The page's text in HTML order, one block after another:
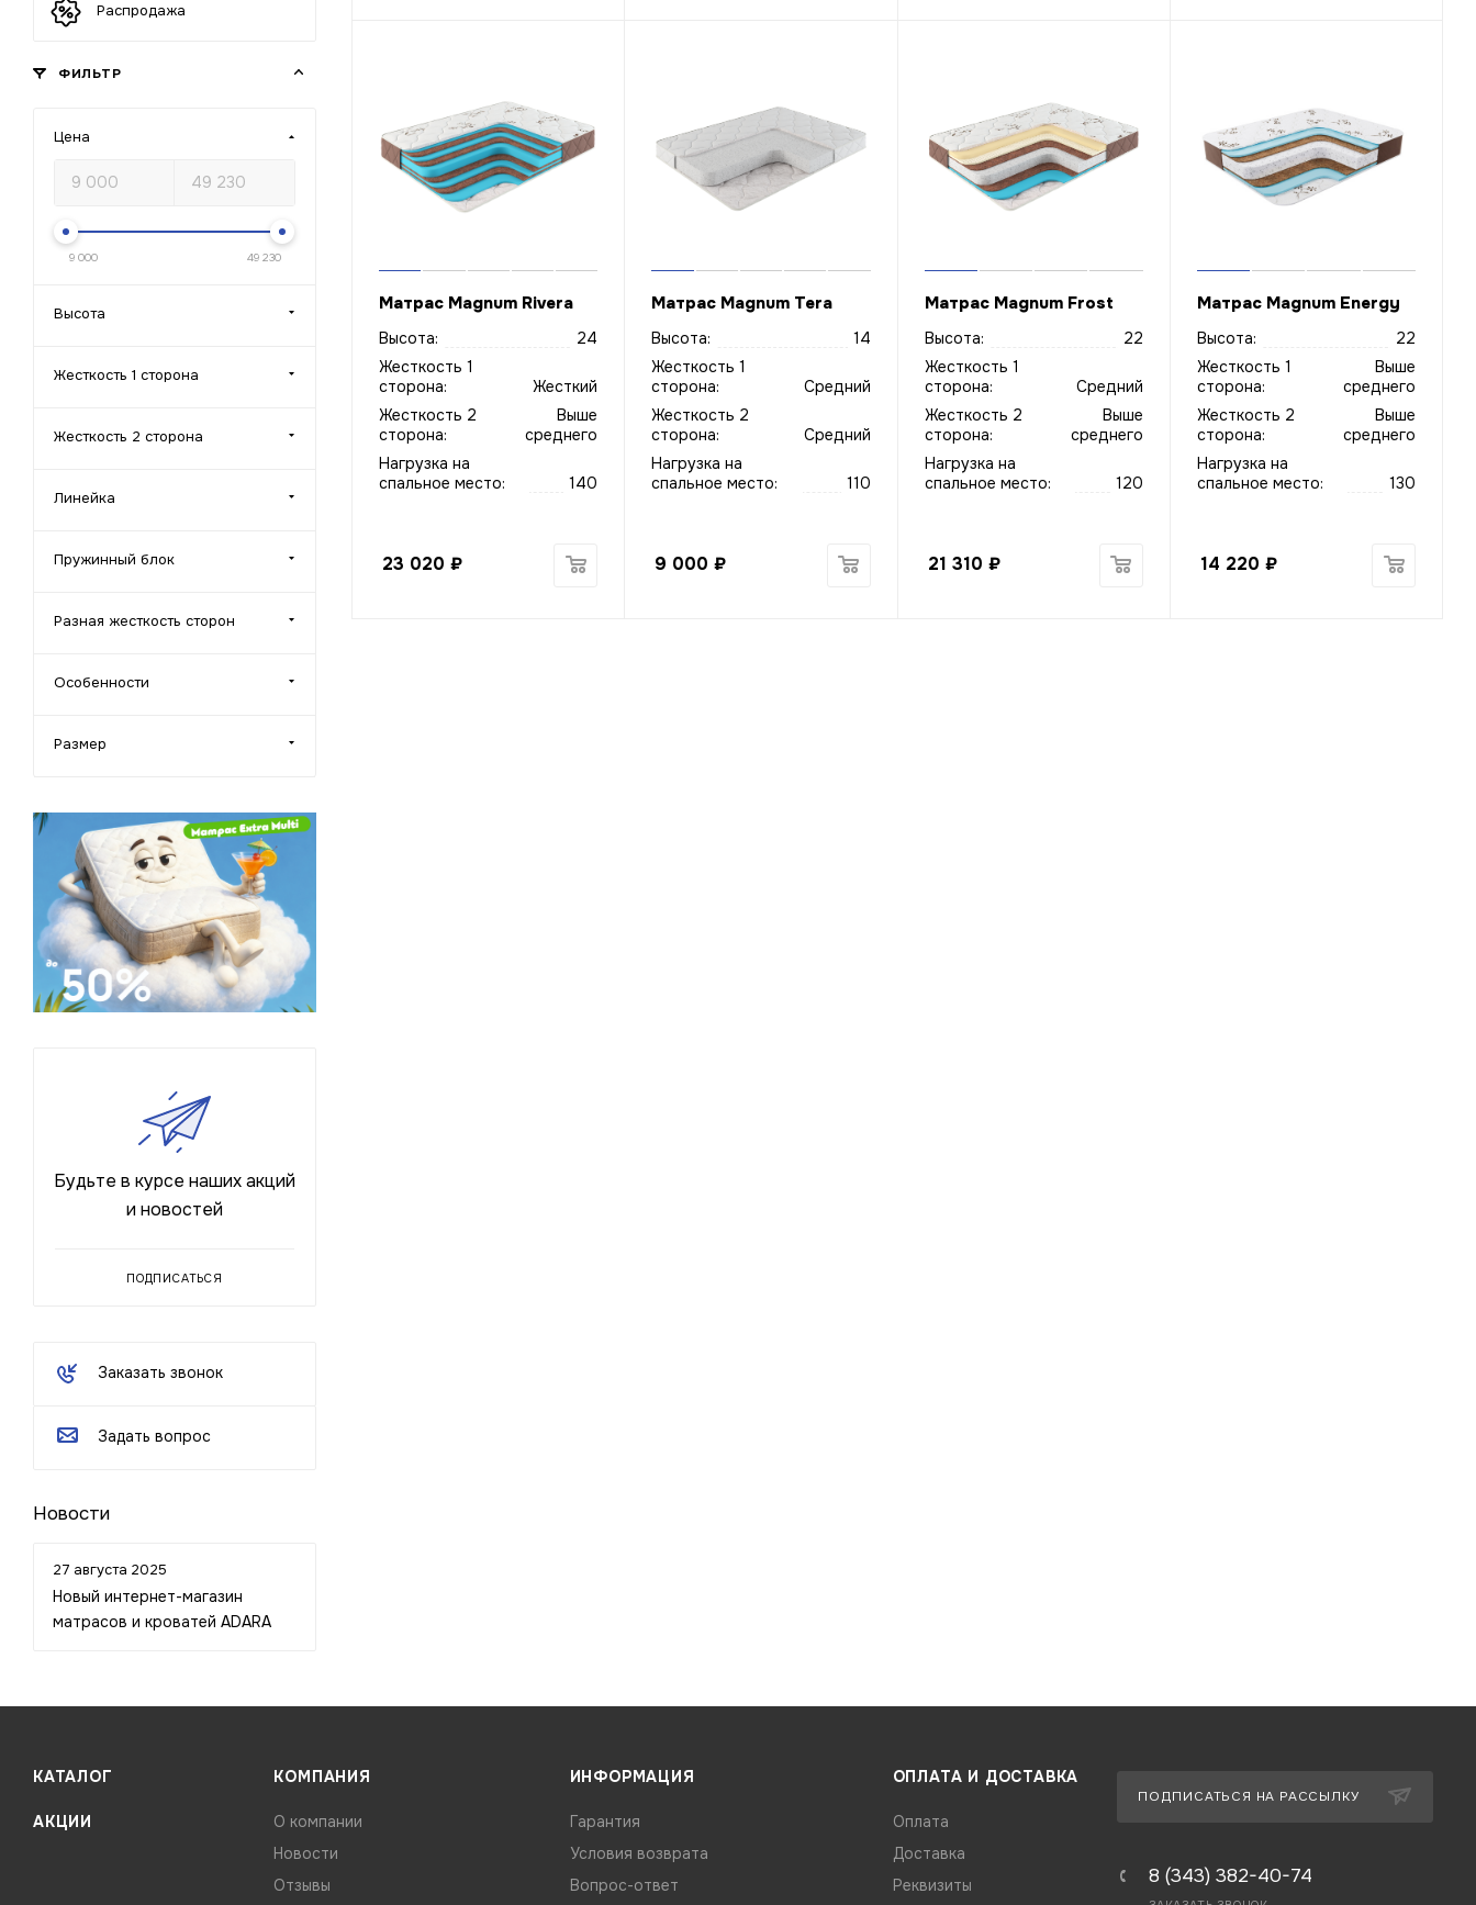
Матрас Magnum Rivera
Высота:
24
Жесткость 1
сторона:
Жесткий
Жесткость 2
сторона:
Выше
среднего
Нагрузка на
спальное место:
140
23 020 ₽
Матрас Magnum Tera
Высота:
14
Жесткость 1
сторона:
Средний
Жесткость 2
сторона:
Средний
Нагрузка на
спальное место:
110
9 000 ₽
Матрас Magnum Frost
Высота:
22
Жесткость 1
сторона:
Средний
Жесткость 2
сторона:
Выше
среднего
Нагрузка на
спальное место:
120
21 310 ₽
Матрас Magnum Energy
Высота:
22
Жесткость 1
сторона:
Выше
среднего
Жесткость 2
сторона:
Выше
среднего
Нагрузка на
спальное место:
130
14 220 ₽
Распродажа
ФИЛЬТР
Цена
9 000 49 230
Высота
Жесткость 1 сторона
Жесткость 2 сторона
Линейка
Пружинный блок
Разная жесткость сторон
Особенности
Размер
Будьте в курсе наших акций
и новостей
ПОДПИСАТЬСЯ
Заказать звонок
Задать вопрос
Новости
27 августа 2025
Новый интернет-магазин
матрасов и кроватей ADARA
КАТАЛОГ
АКЦИИ
КОМПАНИЯ
О компании
Новости
Отзывы
ИНФОРМАЦИЯ
Гарантия
Условия возврата
Вопрос-ответ
ОПЛАТА И ДОСТАВКА
Оплата
Доставка
Реквизиты
ПОДПИСАТЬСЯ НА РАССЫЛКУ
8 (343) 382-40-74